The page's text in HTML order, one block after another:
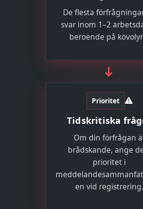
De flesta
svar inom 1–2
beroende på
➜
Prioritet
Tidskritiska
Om din förfrågan
brådskande, ange
prioritet i
en vid registrering.